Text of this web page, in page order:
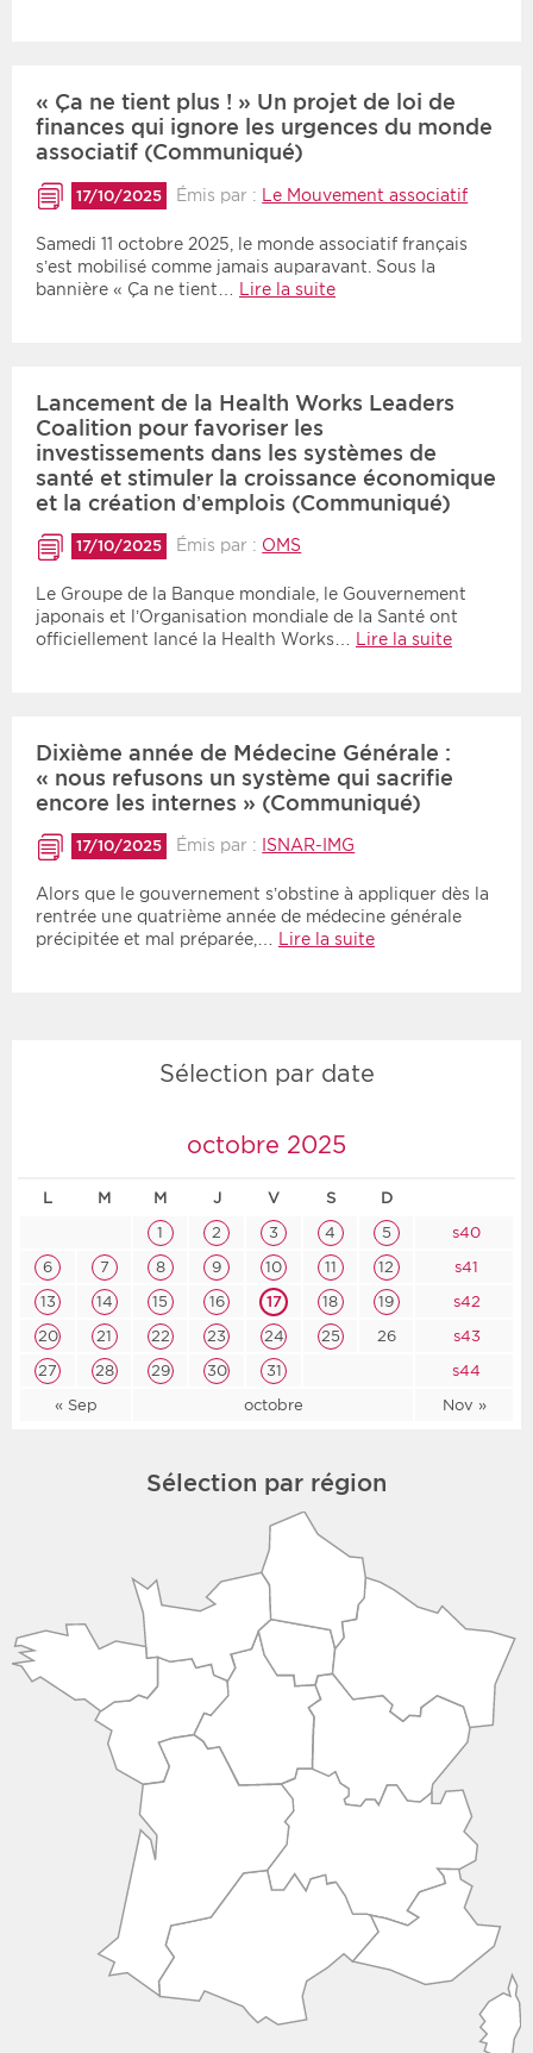
« Ça ne tient plus ! » Un projet de loi de
finances qui ignore les urgences du monde
associatif (Communiqué)
17/10/2025 Émis par : Le Mouvement associatif
Samedi 11 octobre 2025, le monde associatif français
s’est mobilisé comme jamais auparavant. Sous la
bannière « Ça ne tient… Lire la suite
Lancement de la Health Works Leaders
Coalition pour favoriser les
investissements dans les systèmes de
santé et stimuler la croissance économique
et la création d’emplois (Communiqué)
17/10/2025 Émis par : OMS
Le Groupe de la Banque mondiale, le Gouvernement
japonais et l’Organisation mondiale de la Santé ont
officiellement lancé la Health Works…
Lire la suite
Dixième année de Médecine Générale :
« nous refusons un système qui sacrifie
encore les internes » (Communiqué)
17/10/2025 Émis par : ISNAR-IMG
Alors que le gouvernement s’obstine à appliquer dès la
rentrée une quatrième année de médecine générale
précipitée et mal préparée,…
Lire la suite
Sélection par date
octobre 2025
L M M J V S D
« Sep octobre Nov »
1 2 3 4 5
s40
6
7 8 9 10 11 12
s41
13
14 15 16 17 18 19
s42
20
21 22 23 24 25 26
s43
27
28 29 30 31 s44
Sélection par région